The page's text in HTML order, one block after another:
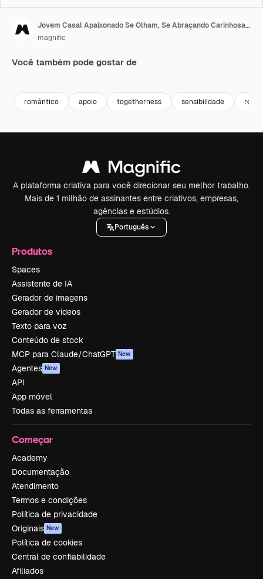
Jovem Casal Apaixonado Se Olham, Se Abraçando Carinhosamente, Se Beijando E De Mãos Dadas
magnific
Você também pode gostar de
romântico apoio togetherness sensibilidade
A plataforma criativa para você direcionar seu melhor trabalho.
Mais de 1 milhão de assinantes entre criativos, empresas,
agências e estúdios.
Português
Produtos
Spaces
Assistente de IA
Gerador de imagens
Gerador de vídeos
Texto para voz
Conteúdo de stock
MCP para Claude/ChatGPT New
Agentes New
API
App móvel
Todas as ferramentas
Começar
Academy
Documentação
Atendimento
Termos e condições
Política de privacidade
Originais New
Política de cookies
Central de confiabilidade
Afiliados